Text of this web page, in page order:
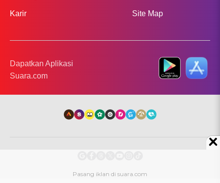
Karir Site Map
Dapatkan Aplikasi
Suara.com